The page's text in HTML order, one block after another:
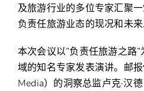
及旅游行业的多位专家汇聚
负责任旅游业态的现况和未
本次会议以”负责任旅游之路
域的知名专家发表演讲。邮
Media）的洞察总监卢克·汉